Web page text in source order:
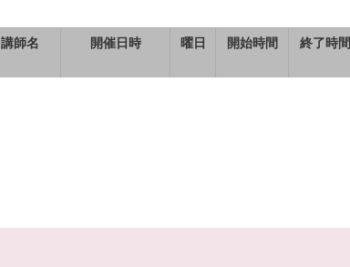
講師名 開催日時 曜日 開始時間 終了時間